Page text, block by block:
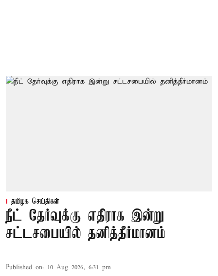
தமிழக செய்திகள்
நீட் தேர்வுக்கு எதிராக இன்று
சட்டசபையில் தனித்தீர்மானம்
Published on: 10 Aug 2026, 6:31 pm